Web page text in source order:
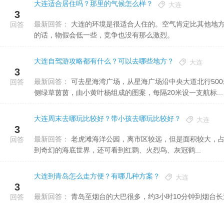
3
回答
大连适合居住吗？那里的气候怎么样？ 大连
最新回答：
的话，物假会低一些，竞争也没有那么激烈。
3
回答
大连自驾游攻略都有什么？可以去哪些地方？ 大连
最新回答：
侧绿草茵茵，由小黄叶杨组成的图案，每隔20米设一支航标...
3
回答
大连周末去哪玩比较好？带小孩去哪玩比较好？ 大连
最新回答：
到奇幻的海底世界，还可看到红鹮、火烈鸟、灰冠鹤...
3
回答
大连到青岛怎么走方便？有哪几种方案？ 大连
最新回答：